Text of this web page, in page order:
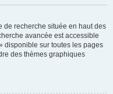
de recherche située en haut des
avancée est accessible
disponible sur toutes les pages
des thèmes graphiques